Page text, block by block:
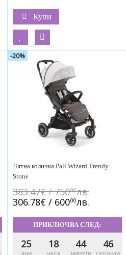
Купи
Лятна количка Pali Wizard Trendy
Stone
383.47€ / 75000лв.
306.78€ / 60000лв.
ПРИКЛЮЧВА СЛЕД:
25 18 44 45
-20%